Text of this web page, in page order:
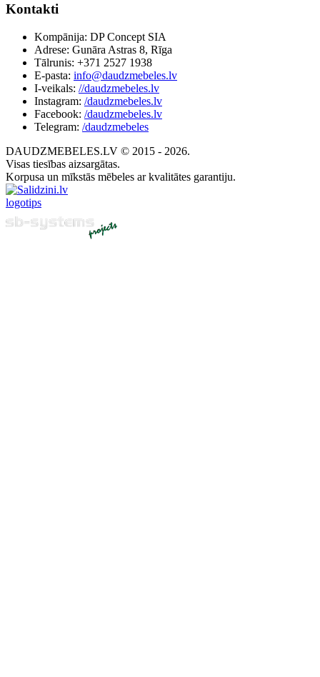
Kontakti
Kompānija: DP Concept SIA
Adrese: Gunāra Astras 8, Rīga
Tālrunis: +371 2527 1938
E-pasta: info@daudzmebeles.lv
I-veikals: //daudzmebeles.lv
Instagram: /daudzmebeles.lv
Facebook: /daudzmebeles.lv
Telegram: /daudzmebeles
DAUDZMEBELES.LV © 2015 - 2026.
Visas tiesības aizsargātas.
Korpusa un mīkstās mēbeles ar kvalitātes garantiju.